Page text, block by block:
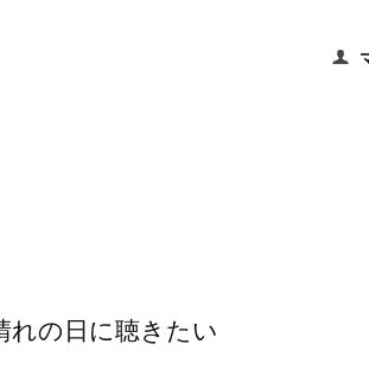
れの日に聴きたい